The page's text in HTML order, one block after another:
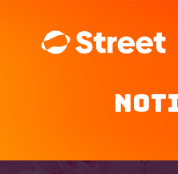
La Street
Noticias